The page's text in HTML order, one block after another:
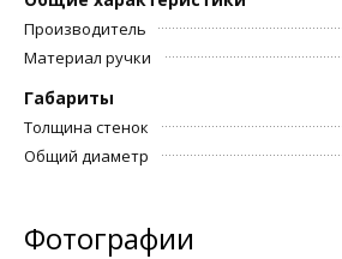
Производитель
Материал ручки
Габариты
Толщина стенок
Общий диаметр
Фотографии